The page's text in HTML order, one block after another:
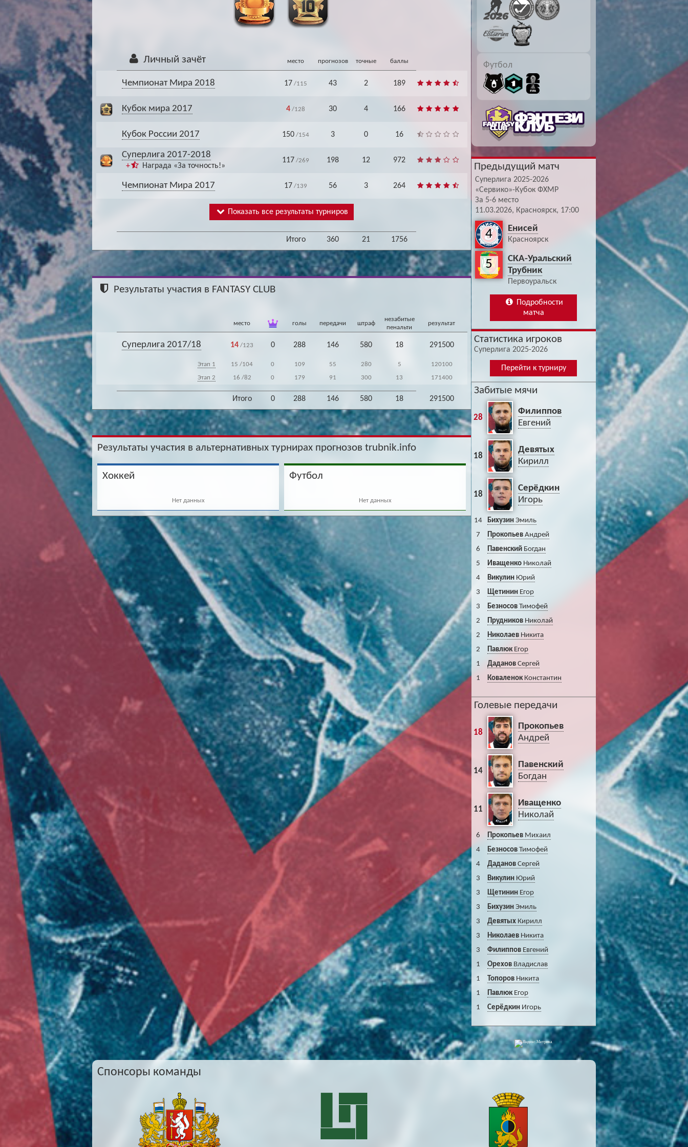
Футбол — ЛЧ
Хоккей — КХЛ
Буч: блог болельщика
Hound: блог болельщика
Личный зачёт место прогнозов точные баллы
Чемпионат Мира 2018 17 /115 43 2 189
Кубок мира 2017 4 /128 30 4 166
Кубок России 2017 150 /154 3 0 16
Суперлига 2017-2018
+ Награда «За точность!»
117 /269 198 12 972
Чемпионат Мира 2017 17 /139 56 3 264
Показать все результаты турниров
Итого 360 21 1756
Результаты участия в FANTASY CLUB
место голы передачи штраф
незабитые
пенальти
результат
Суперлига 2017/18 14 /123 0 288 146 580 18 291500
Этап 1 15 /104 0 109 55 280 5
120100
Этап 2
16 /82 0 179 91 300 13 171400
Итого 0 288 146 580 18 291500
Результаты участия в альтернативных турнирах прогнозов trubnik.info
Хоккей
Нет данных
Футбол
Нет данных
Футбол
Предыдущий матч
Суперлига 2025-2026
«Сервико»-Кубок ФХМР
За 5-6 место
11.03.2026, Красноярск, 17:00
4 Енисей
Красноярск
5
СКА-Уральский
Трубник
Первоуральск
Подробности
матча
Статистика игроков
Суперлига 2025-2026
Перейти к турниру
Забитые мячи
28
Филиппов
Евгений
18
Девятых
Кирилл
18
Серёдкин
Игорь
14 БихузинЭмиль
7
ПрокопьевАндрей
6
ПавенскийБогдан
5
ИващенкоНиколай
4
ВикулинЮрий
3
ЩетининЕгор
3
БезносовТимофей
2
ПрудниковНиколай
2
НиколаевНикита
2
ПавлюкЕгор
1
ДадановСергей
1
КоваленокКонстантин
Голевые передачи
18
Прокопьев
Андрей
14
Павенский
Богдан
11
Иващенко
Николай
6 ПрокопьевМихаил
4
БезносовТимофей
4
ДадановСергей
3
ВикулинЮрий
3
ЩетининЕгор
3
БихузинЭмиль
3
ДевятыхКирилл
3
НиколаевНикита
3
ФилипповЕвгений
1
ОреховВладислав
1
ТопоровНикита
1
ПавлюкЕгор
1
СерёдкинИгорь
Спонсоры команды